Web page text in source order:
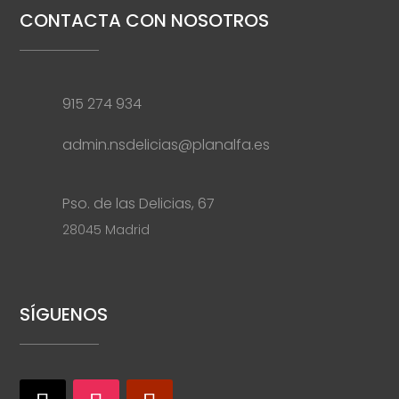
CONTACTA CON NOSOTROS
915 274 934
admin.nsdelicias@planalfa.es
Pso. de las Delicias, 67
28045 Madrid
SÍGUENOS